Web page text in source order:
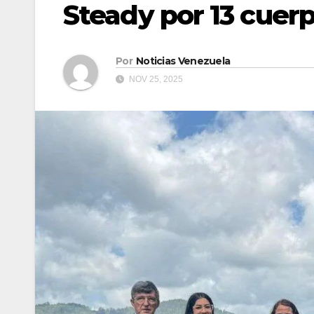
Steady por 13
Por Noticias Venezuela
NOV 25, 2025